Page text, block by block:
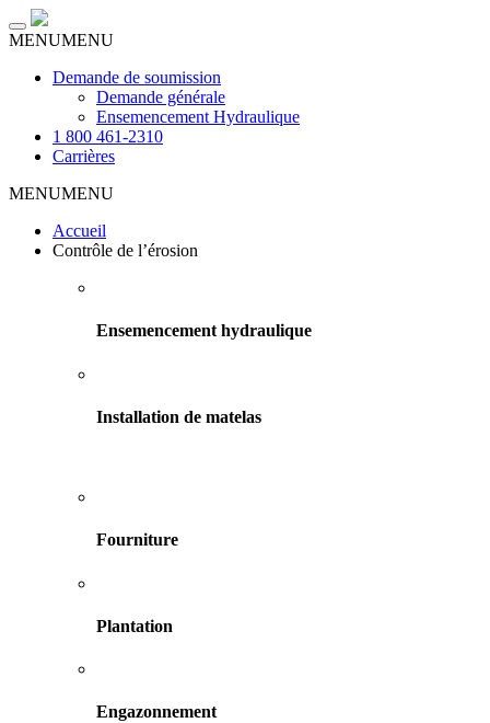
Toggle
navigation
MENUMENU
Demande de soumission
Demande générale
Ensemencement Hydraulique
1 800 461-2310
Carrières
MENUMENU
Accueil
Contrôle de l’érosion
Ensemencement hydraulique
Installation de matelas
Fourniture
Plantation
Engazonnement